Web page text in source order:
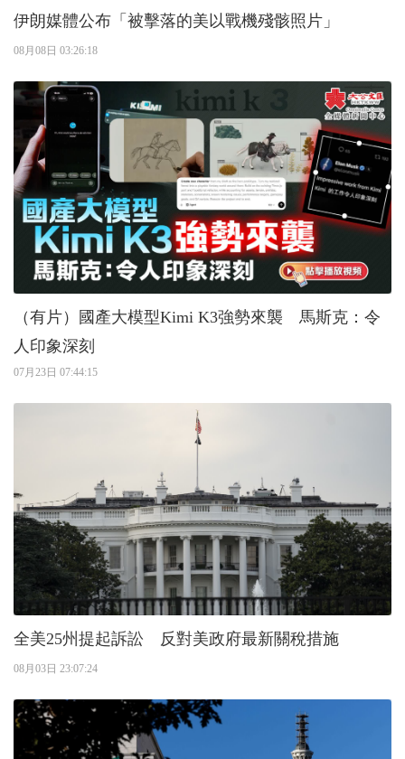
伊朗媒體公布「被擊落的美以戰機殘骸照片」
08月08日 03:26:18
（有片）國產大模型Kimi K3強勢來襲 馬斯克：令
人印象深刻
07月23日 07:44:15
全美25州提起訴訟 反對美政府最新關稅措施
08月03日 23:07:24